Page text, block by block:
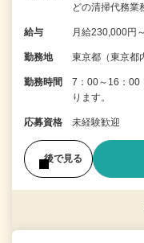
どの清掃代務業
給与 月給230,000円
勤務地 東京都（東京都
勤務時間
7：00～16：00
ります。
応募資格 未経験歓迎
後で見る